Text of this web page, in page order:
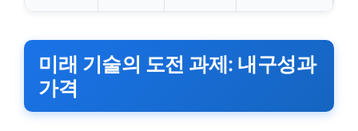
미래 기술의 도전 과제: 내구성과
가격